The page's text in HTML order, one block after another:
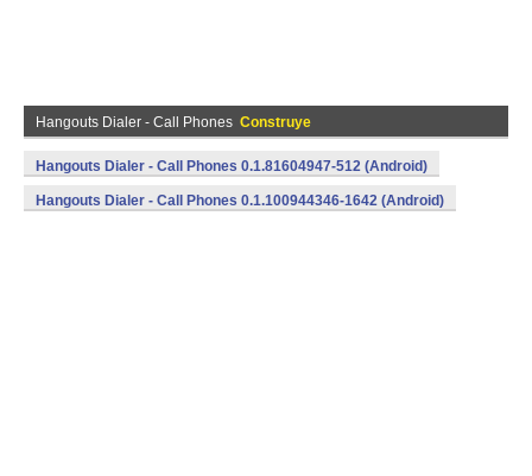
Hangouts Dialer - Call Phones Construye
Hangouts Dialer - Call Phones 0.1.81604947-512 (Android)
Hangouts Dialer - Call Phones 0.1.100944346-1642 (Android)